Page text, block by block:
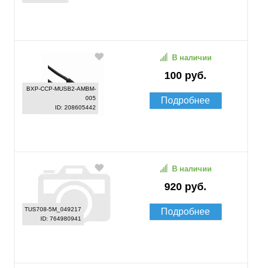
BXP-CCP-MUSB2-AMBM-
005
ID: 208605442
100 руб.
В наличии
Подробнее
TUS708-5M_049217
ID: 764980941
920 руб.
В наличии
Подробнее